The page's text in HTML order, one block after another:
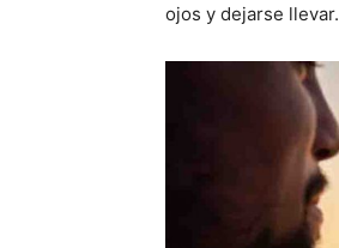
ojos y dejarse llevar.